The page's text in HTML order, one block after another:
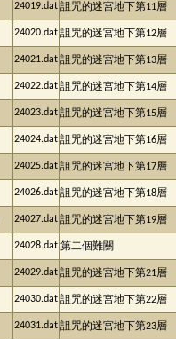
24019.dat 詛咒的迷宮地下第11層
24020.dat 詛咒的迷宮地下第12層
24021.dat 詛咒的迷宮地下第13層
24022.dat 詛咒的迷宮地下第14層
24023.dat 詛咒的迷宮地下第15層
24024.dat 詛咒的迷宮地下第16層
24025.dat 詛咒的迷宮地下第17層
24026.dat 詛咒的迷宮地下第18層
24027.dat 詛咒的迷宮地下第19層
24028.dat 第二個難關
24029.dat 詛咒的迷宮地下第21層
24030.dat 詛咒的迷宮地下第22層
24031.dat 詛咒的迷宮地下第23層